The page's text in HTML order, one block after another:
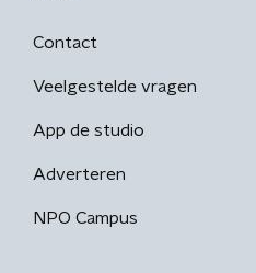
Contact
Veelgestelde vragen
App de studio
Adverteren
NPO Campus